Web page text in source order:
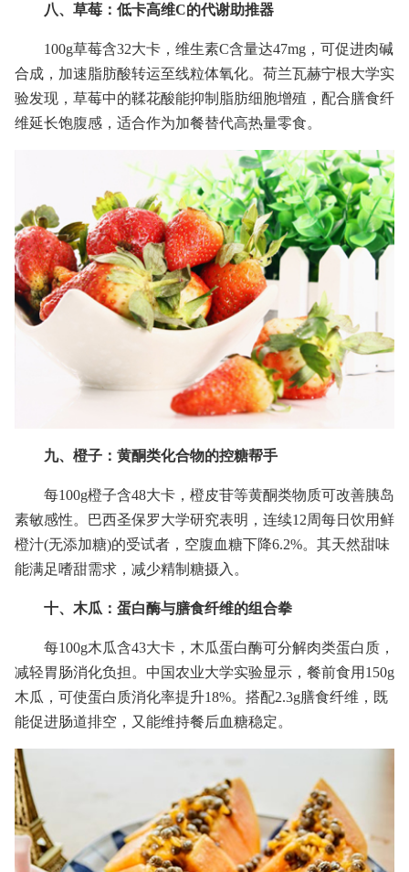
八、草莓：低卡高维C的代谢助推器
100g草莓含32大卡，维生素C含量达47mg，可促进肉碱
合成，加速脂肪酸转运至线粒体氧化。荷兰瓦赫宁根大学实
验发现，草莓中的鞣花酸能抑制脂肪细胞增殖，配合膳食纤
维延长饱腹感，适合作为加餐替代高热量零食。
九、橙子：黄酮类化合物的控糖帮手
每100g橙子含48大卡，橙皮苷等黄酮类物质可改善胰岛
素敏感性。巴西圣保罗大学研究表明，连续12周每日饮用鲜
橙汁(无添加糖)的受试者，空腹血糖下降6.2%。其天然甜味
能满足嗜甜需求，减少精制糖摄入。
十、木瓜：蛋白酶与膳食纤维的组合拳
每100g木瓜含43大卡，木瓜蛋白酶可分解肉类蛋白质，
减轻胃肠消化负担。中国农业大学实验显示，餐前食用150g
木瓜，可使蛋白质消化率提升18%。搭配2.3g膳食纤维，既
能促进肠道排空，又能维持餐后血糖稳定。